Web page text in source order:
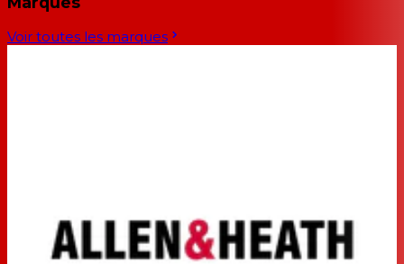
Voir toutes les marques